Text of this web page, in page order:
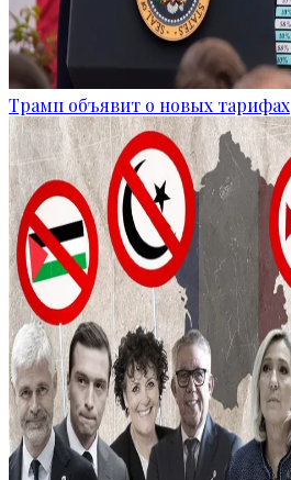
Трамп объявит о новых тарифах